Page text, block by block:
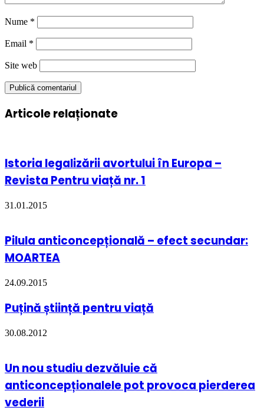
Nume *
Email *
Site web
Articole relaționate
Istoria legalizării avortului în Europa –
Revista Pentru viață nr. 1
31.01.2015
Pilula anticoncepțională – efect secundar:
MOARTEA
24.09.2015
Puțină știință pentru viață
30.08.2012
Un nou studiu dezvăluie că
anticoncepționalele pot provoca pierderea
vederii